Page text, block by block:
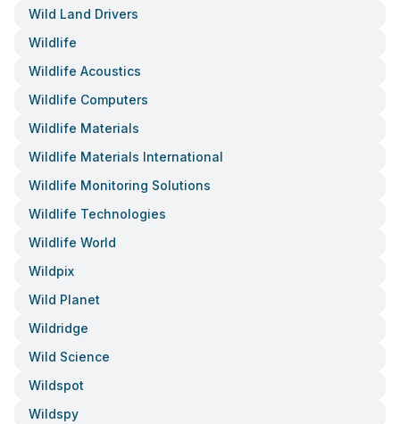
Wild Land Drivers
Wildlife
Wildlife Acoustics
Wildlife Computers
Wildlife Materials
Wildlife Materials International
Wildlife Monitoring Solutions
Wildlife Technologies
Wildlife World
Wildpix
Wild Planet
Wildridge
Wild Science
Wildspot
Wildspy